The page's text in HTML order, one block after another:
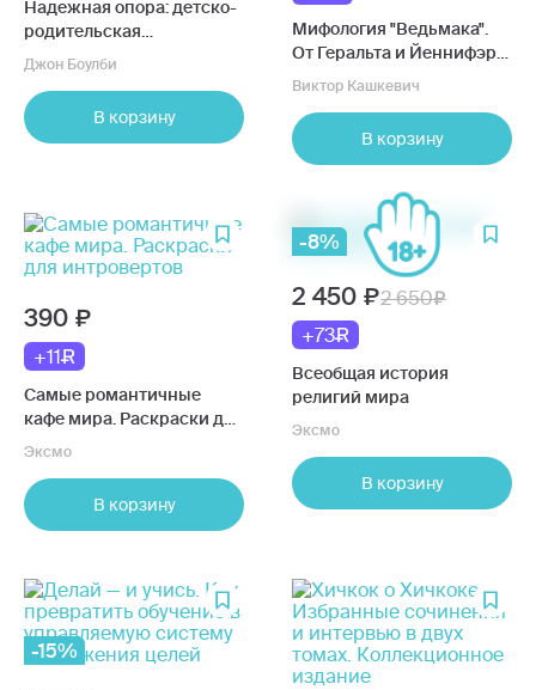
Надежная опора: детско-
родительская
привязанность и
человека
Джон Боулби
В корзину
Мифология "Ведьмака".
От Геральта и Йеннифэр
до Дикой охоты и
Покетбук
Виктор Кашкевич
В корзину
390
+11
Самые романтичные
кафе мира. Раскраски для
интровертов
Эксмо
В корзину
-8%
2 450
2 650
+73
Всеобщая история
религий мира
Эксмо
В корзину
-15%